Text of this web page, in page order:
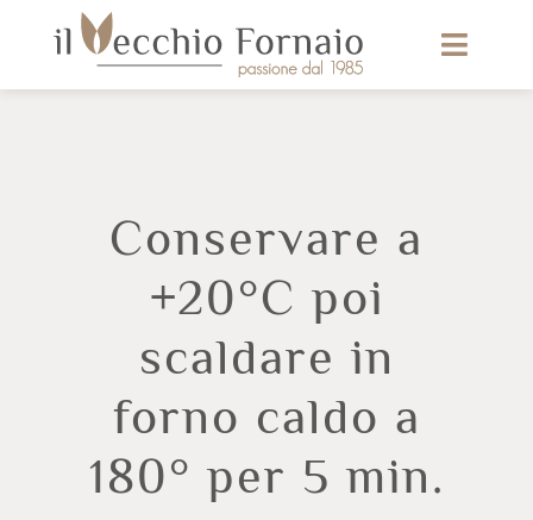
Conservare a
+20°C poi
scaldare in
forno caldo a
180° per 5 min.